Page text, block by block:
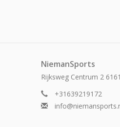
NiemanSports
Rijksweg Centrum 2
+31639219172